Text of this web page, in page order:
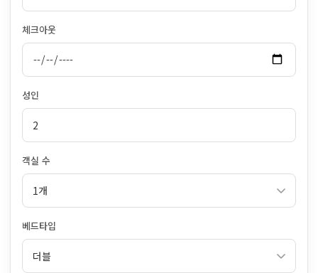
체크아웃
성인
객실 수
베드타입